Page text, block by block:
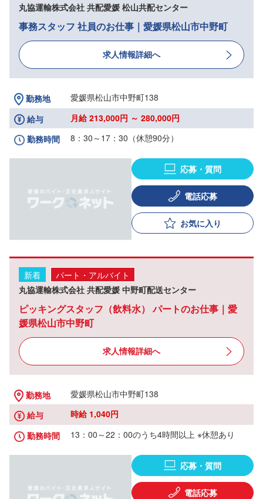
丸協運輸株式会社 共配愛媛 松山共配センター
事務スタッフ 社員のお仕事｜愛媛県松山市中野町
求人情報詳細へ
勤務地
愛媛県松山市中野町138
給与
月給 213,000円 ～ 280,000円
勤務時間
8：30～17：30（休憩90分）
応募・質問
電話応募
お気に入り
新着
パート・アルバイト
丸協運輸株式会社 共配愛媛 中野町配送センター
ピッキングスタッフ（飲料水） パートのお仕事｜愛
媛県松山市中野町
求人情報詳細へ
勤務地
愛媛県松山市中野町138
給与
時給 1,040円
勤務時間
13：00～22：00のうち4時間以上 ※休憩あり
応募・質問
電話応募